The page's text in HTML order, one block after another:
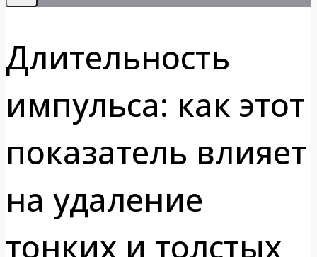
Длительность
импульса: как этот
показатель влияет
на удаление
тонких и толстых